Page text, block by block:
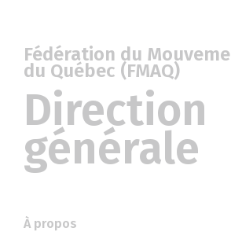
Fédération du
du Québec (FMAQ)
Direction
générale
À propos